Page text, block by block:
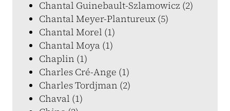
Chantal Guinebault-Szlamowicz (2)
Chantal Meyer-Plantureux (5)
Chantal Morel (1)
Chantal Moya (1)
Chaplin (1)
Charles Cré-Ange (1)
Charles Tordjman (2)
Chaval (1)